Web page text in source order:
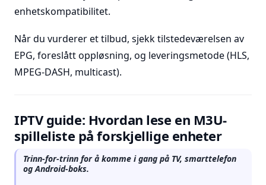
enhetskompatibilitet.
Når du vurderer et tilbud, sjekk tilstedeværelsen av
EPG, foreslått oppløsning, og leveringsmetode (HLS,
MPEG-DASH, multicast).
IPTV guide: Hvordan lese en M3U-
spilleliste på forskjellige enheter
Trinn-for-trinn for å komme i gang på TV, smarttelefon
og Android-boks.